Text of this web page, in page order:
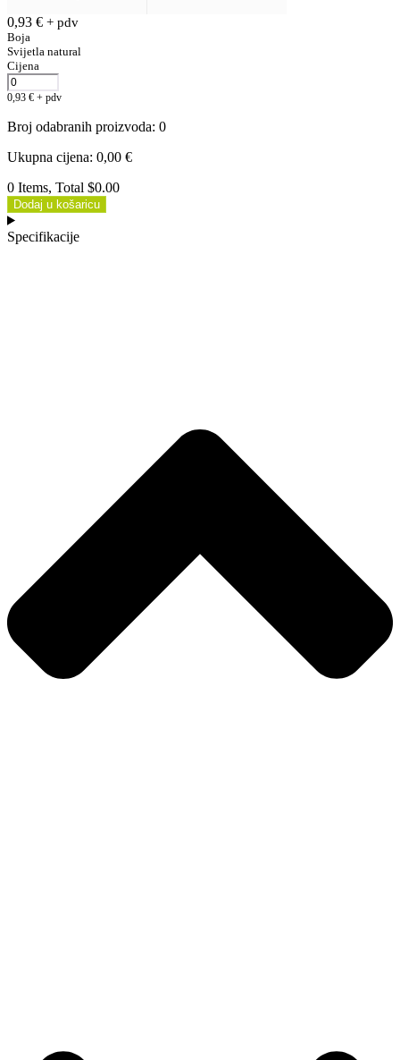
0,93 € + pdv
Boja
Svijetla natural
Cijena
0,93 € + pdv
Broj odabranih proizvoda: 0
Ukupna cijena: 0,00 €
0 Items, Total $0.00
Dodaj u košaricu
Specifikacije